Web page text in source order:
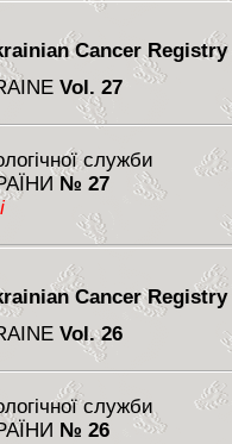
Cancer
Vol. 27
служби
№ 27
Cancer
Vol. 26
служби
№ 26